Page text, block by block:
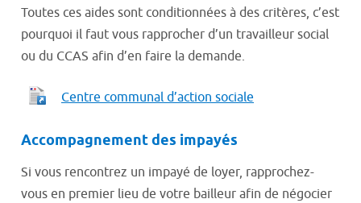
Toutes ces aides sont conditionnées à des critères, c’est
pourquoi il faut vous rapprocher d’un travailleur social
ou du CCAS afin d’en faire la demande.
Centre communal d’action sociale
Accompagnement des impayés
Si vous rencontrez un impayé de loyer, rapprochez-
vous en premier lieu de votre bailleur afin de négocier